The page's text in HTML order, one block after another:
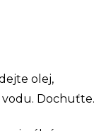
olej,
vodu. Dochuťte.